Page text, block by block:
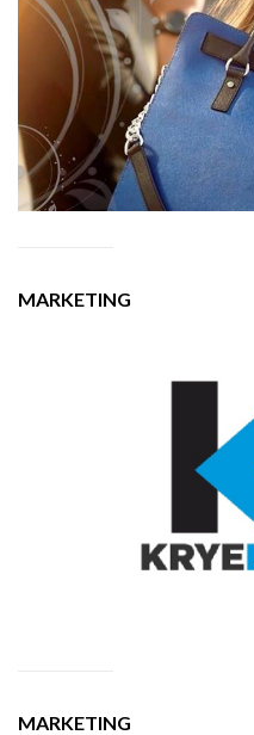
MARKETING
MARKETING